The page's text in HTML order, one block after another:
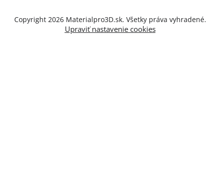
Copyright 2026 Materialpro3D.sk. Všetky práva vyhradené.
Upraviť nastavenie cookies